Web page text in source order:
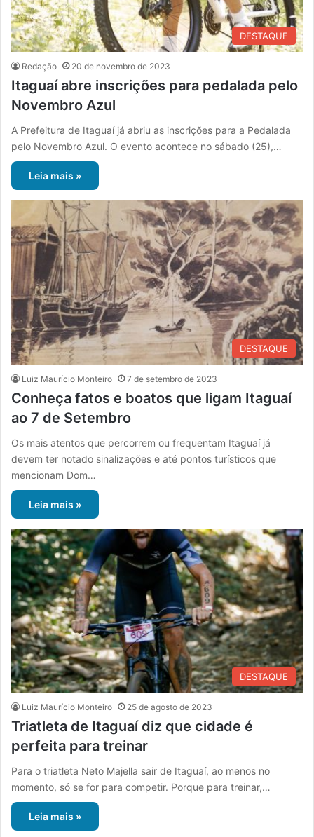
DESTAQUE
Redação 20 de novembro de 2023
Itaguaí abre inscrições para pedalada pelo
Novembro Azul
A Prefeitura de Itaguaí já abriu as inscrições para a Pedalada
pelo Novembro Azul. O evento acontece no sábado (25),…
Leia mais »
DESTAQUE
Luiz Maurício Monteiro 7 de setembro de 2023
Conheça fatos e boatos que ligam Itaguaí
ao 7 de Setembro
Os mais atentos que percorrem ou frequentam Itaguaí já
devem ter notado sinalizações e até pontos turísticos que
mencionam Dom…
Leia mais »
DESTAQUE
Luiz Maurício Monteiro 25 de agosto de 2023
Triatleta de Itaguaí diz que cidade é
perfeita para treinar
Para o triatleta Neto Majella sair de Itaguaí, ao menos no
momento, só se for para competir. Porque para treinar,…
Leia mais »